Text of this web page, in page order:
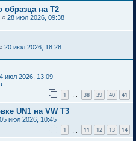
образца на Т2
« 28 июл 2026, 09:38
20 июл 2026, 18:28
июл 2026, 13:09
1 … 38 39 40 41
UN1 на VW T3
05 июл 2026, 10:45
1 11 12 13 14